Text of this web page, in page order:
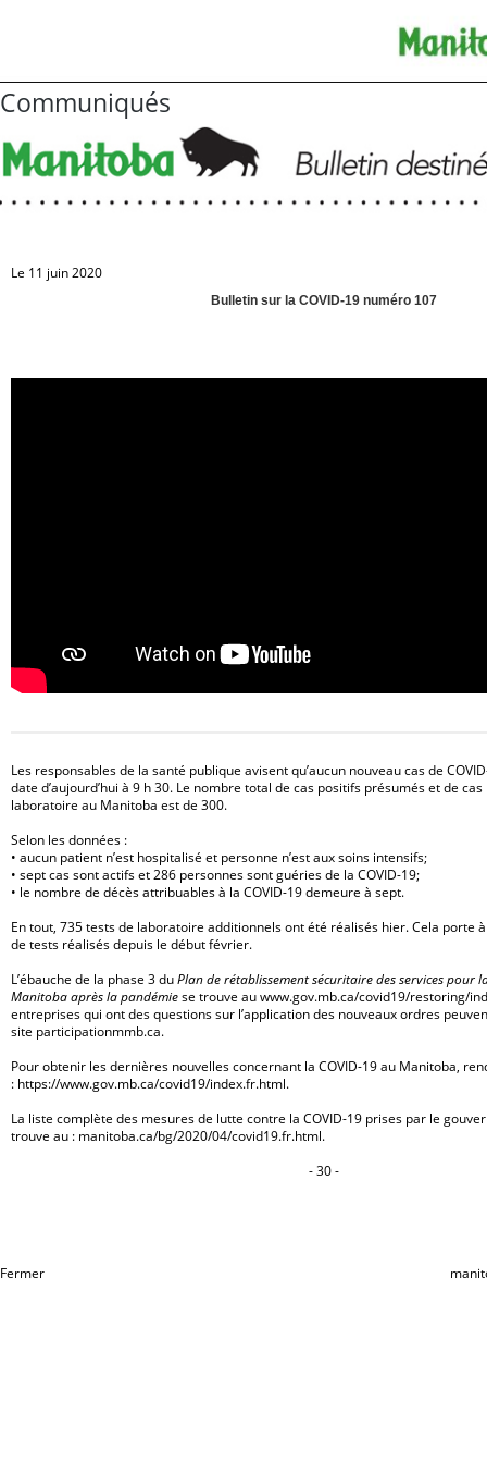
Communiqués
Le 11 juin 2020
Bulletin sur la COVID-19 numéro 107
Les responsables de la santé publique avisent qu’aucun nouveau cas de
date d’aujourd’hui à 9 h 30. Le nombre total de cas positifs présumés et de
laboratoire au Manitoba est de 300.
Selon les données :
• aucun patient n’est hospitalisé et personne n’est aux soins intensifs;
• sept cas sont actifs et 286 personnes sont guéries de la COVID-19;
• le nombre de décès attribuables à la COVID-19 demeure à sept.
En tout, 735 tests de laboratoire additionnels ont été réalisés hier. Cela porte
de tests réalisés depuis le début février.
L’ébauche de la phase 3 duPlan de rétablissement sécuritaire des services pour
Manitoba après la pandémiese trouve auwww.gov.mb.ca/covid19/restoring/
entreprises qui ont des questions sur l’application des nouveaux ordres
site participationmmb.ca.
Pour obtenir les dernières nouvelles concernant la COVID-19 au Manitoba,
: https://www.gov.mb.ca/covid19/index.fr.html.
La liste complète des mesures de lutte contre la COVID-19 prises par le
trouve au : manitoba.ca/bg/2020/04/covid19.fr.html.
- 30 -
Fermer